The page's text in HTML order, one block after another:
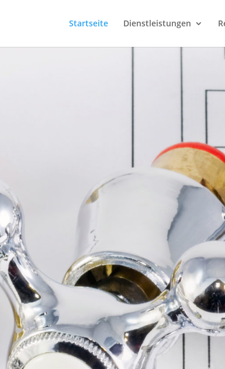
Startseite Dienstleistungen